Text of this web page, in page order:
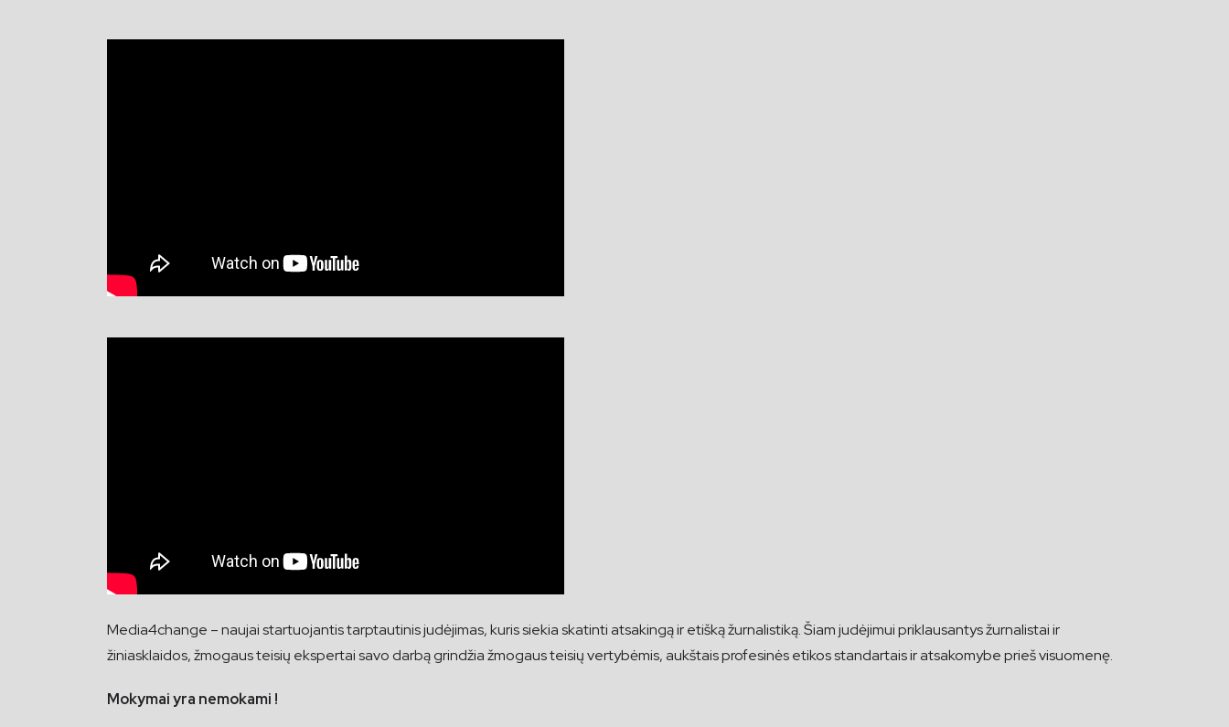
Media4change – naujai startuojantis tarptautinis judėjimas, kuris siekia skatinti atsakingą ir etišką žurnalistiką. Šiam judėjimui priklausantys žurnalistai ir
žiniasklaidos, žmogaus teisių ekspertai savo darbą grindžia žmogaus teisių vertybėmis, aukštais profesinės etikos standartais ir atsakomybe prieš visuomenę.
Mokymai yra nemokami !